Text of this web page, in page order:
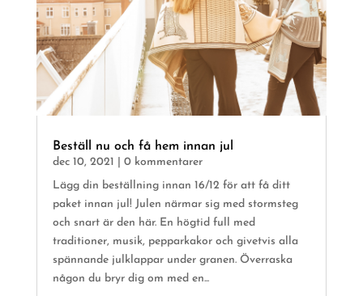
Beställ nu och få hem innan jul
dec 10, 2021
| 0 kommentarer
Lägg din beställning innan 16/12 för att få ditt
paket innan jul! Julen närmar sig med stormsteg
och snart är den här. En högtid full med
traditioner, musik, pepparkakor och givetvis alla
spännande julklappar under granen. Överraska
någon du bryr dig om med en...